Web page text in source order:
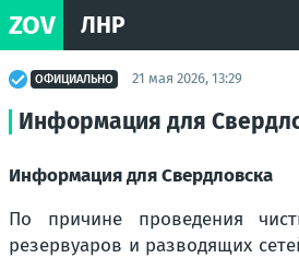
ZOV ЛНР
ОФИЦИАЛЬНО 21 мая 2026, 13:29
Информация для
Информация для Свердловска
По причине проведения
резервуаров и разводящих